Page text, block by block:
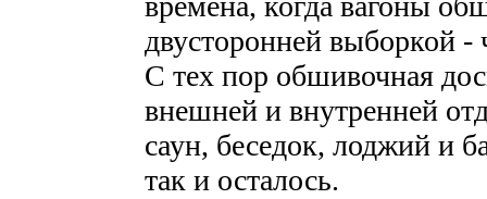
двусторонней выборкой
С тех пор обшивочная
внешней и внутренней
саун, беседок, лоджий и
так и осталось.